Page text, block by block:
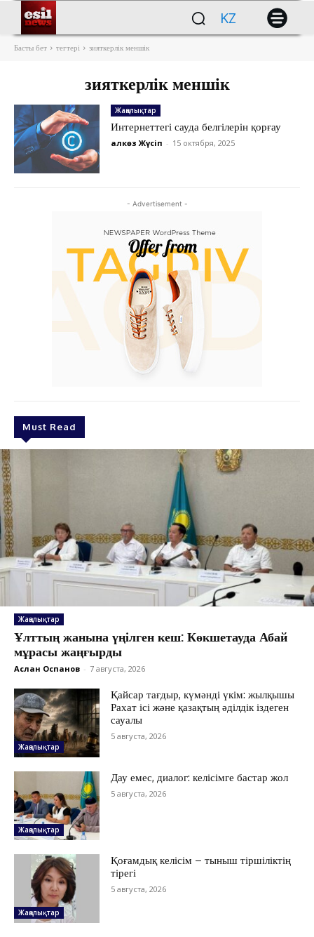
ЖАҢАЛЫҚТАР
ОҚИҒА
КӨЗҚАРАС
ЗЕРТТЕУ
KZ
Басты бет тегтері зияткерлік меншік
зияткерлік меншік
- Advertisement -
Must Read
Жаңалықтар
Ұлттың жанына үңілген кеш: Көкшетауда Абай
мұрасы жаңғырды
Аслан Оспанов - 7 августа, 2026
Жаңалықтар
Қайсар тағдыр, күмәнді үкім: жылқышы
Рахат ісі және қазақтың әділдік іздеген
сауалы
5 августа, 2026
Жаңалықтар
Дау емес, диалог: келісімге бастар жол
5 августа, 2026
Жаңалықтар
Қоғамдық келісім – тыныш тіршіліктің
тірегі
5 августа, 2026
Жаңалықтар
Интернеттегі сауда белгілерін қорғау
Қалкөз Жүсіп - 15 октября, 2025